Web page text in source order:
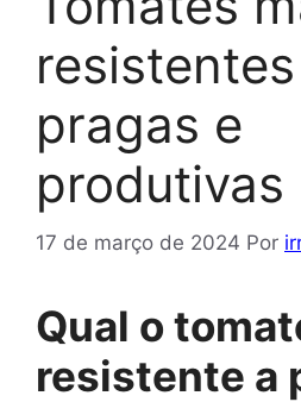
pragas e
produtivas
17 de março de 2024 Por
Qual o
resistente a